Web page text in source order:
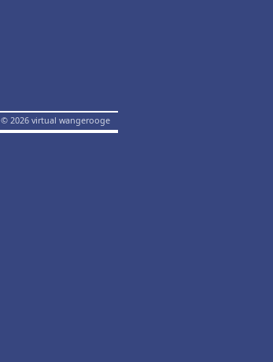
© 2026 virtual wangerooge